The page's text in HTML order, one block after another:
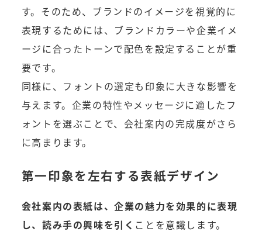
す。そのため、ブランドのイメージを視覚的に
表現するためには、ブランドカラーや企業イメ
ージに合ったトーンで配色を設定することが重
要です。
同様に、フォントの選定も印象に大きな影響を
与えます。企業の特性やメッセージに適したフ
ォントを選ぶことで、会社案内の完成度がさら
に高まります。
第一印象を左右する表紙デザイン
会社案内の表紙は、企業の魅力を効果的に表現
し、読み手の興味を引く ことを意識します。